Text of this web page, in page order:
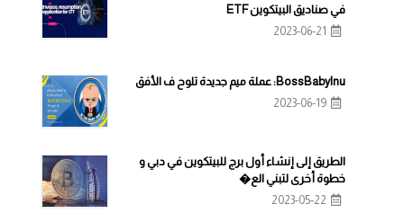
في صناديق البيتكوين ETF
2023-06-21
BossBabyInu: عملة ميم جديدة تلوح ف الأفق
2023-06-19
الطريق إلى إنشاء أول برج للبيتكوين في دبي و
خطوة أخرى لتبني الع�
2023-05-22